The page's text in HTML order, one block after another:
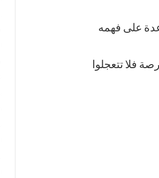
على فهمه
فلا تتعجلوا